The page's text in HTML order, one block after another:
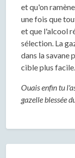
et qu'on
une fois que
et que l'alcool
sélection. La
dans la savane
cible plus facile.
Ouais enfin tu
gazelle blessée